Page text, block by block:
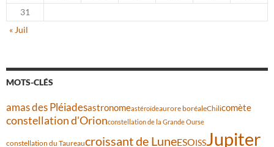
31
« Juil
MOTS-CLÉS
amas des Pléiadesastronomeastéroïdeaurore boréaleChilicomète
constellation d'Orionconstellation de la Grande Ourse
constellation du Taureaucroissant de LuneESOISSJupiter